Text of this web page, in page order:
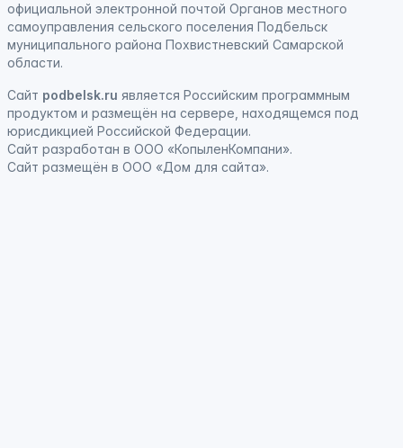
официальной электронной почтой Органов местного
самоуправления сельского поселения Подбельск
муниципального района Похвистневский Самарской
области.
Сайт podbelsk.ru является Российским программным
продуктом и размещён на сервере, находящемся под
юрисдикцией Российской Федерации.
Сайт разработан в ООО «КопыленКомпани».
Сайт размещён в ООО «Дом для сайта».